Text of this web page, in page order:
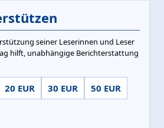
seiner Leserinnen und Leser
hilft, unabhängige Berichterstattung
20 EUR 30 EUR
50 EUR